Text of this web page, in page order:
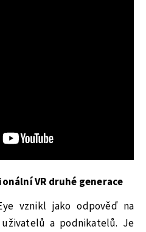
VR druhé generace
vznikl jako odpověď na
a podnikatelů. Je